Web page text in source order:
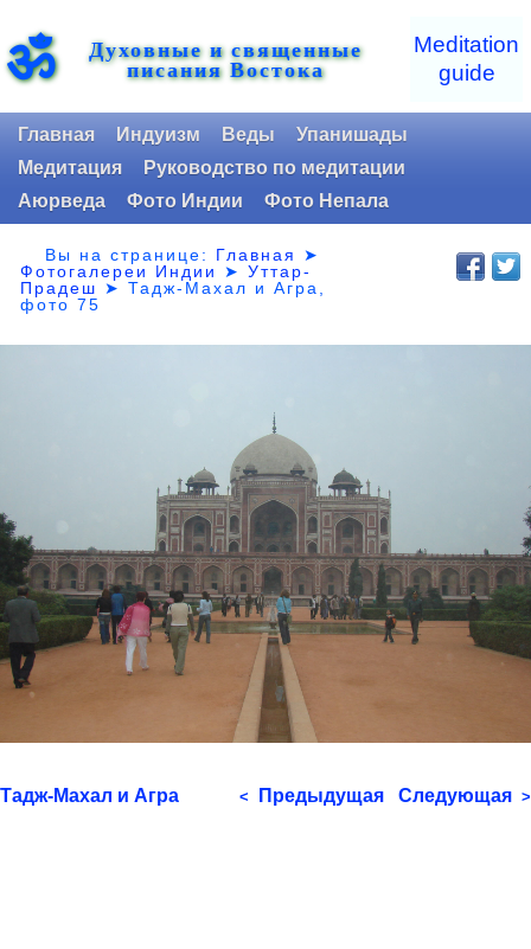
ॐ Духовные и священные
писания Востока
Meditation
guide
Главная Индуизм Веды
Упанишады
Медитация
Руководство по медитации
Аюрведа
Фото Индии Фото Непала
Вы на странице: Главная
➤
Фотогалереи Индии
➤Уттар-
Прадеш ➤Тадж-Махал и Агра,
фото 75
Тадж-Махал и Агра < Предыдущая Следующая >